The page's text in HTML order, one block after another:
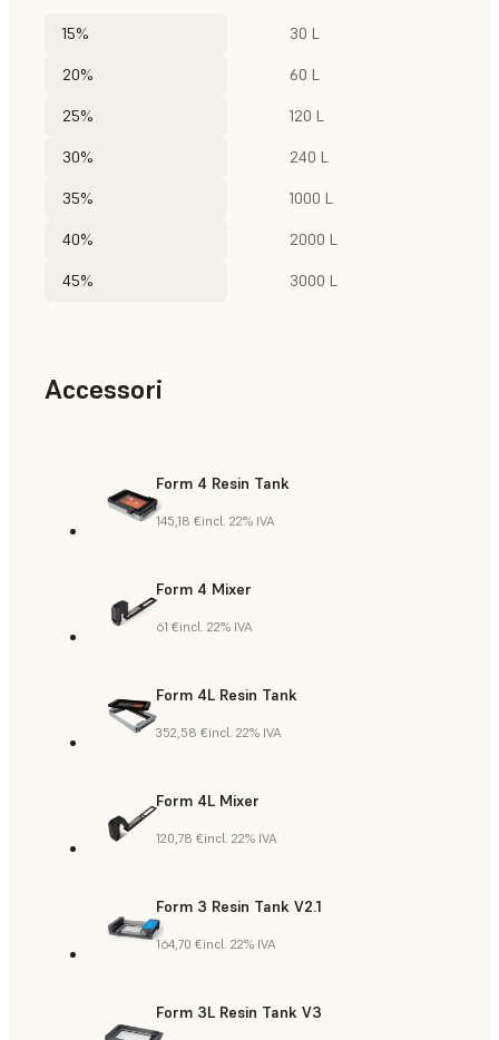
15% 30 L
20% 60 L
25% 120 L
30% 240 L
35% 1000 L
40% 2000 L
45% 3000 L
Accessori
Form 4 Resin Tank
145,18 €incl. 22% IVA
Form 4 Mixer
61 €incl. 22% IVA
Form 4L Resin Tank
352,58 €incl. 22% IVA
Form 4L Mixer
120,78 €incl. 22% IVA
Form 3 Resin Tank V2.1
164,70 €incl. 22% IVA
Form 3L Resin Tank V3